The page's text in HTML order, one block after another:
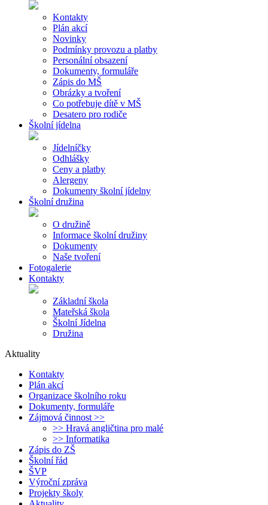
Kontakty
Plán akcí
Novinky
Podmínky provozu a platby
Personální obsazení
Dokumenty, formuláře
Zápis do MŠ
Obrázky a tvoření
Co potřebuje dítě v MŠ
Desatero pro rodiče
Školní jídelna
Jídelníčky
Odhlášky
Ceny a platby
Alergeny
Dokumenty školní jídelny
Školní družina
O družině
Informace školní družiny
Dokumenty
Naše tvoření
Fotogalerie
Kontakty
Základní škola
Mateřská škola
Školní Jídelna
Družina
Aktuality
Kontakty
Plán akcí
Organizace školního roku
Dokumenty, formuláře
Zájmová činnost >>
>> Hravá angličtina pro malé
>> Informatika
Zápis do ZŠ
Školní řád
ŠVP
Výroční zpráva
Projekty školy